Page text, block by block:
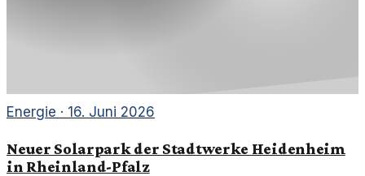
Energie · 16. Juni 2026
Neuer Solarpark der Stadtwerke Heidenheim
in Rheinland-Pfalz